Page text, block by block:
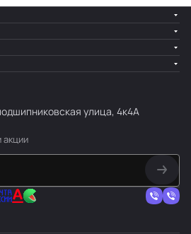
улица, 4к4А
акции